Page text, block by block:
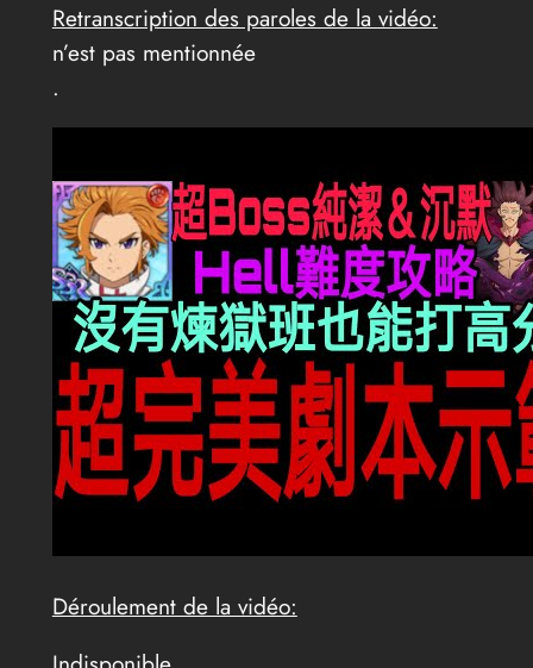
Retranscription des paroles de la vidéo:
n’est pas mentionnée
.
Déroulement de la vidéo: